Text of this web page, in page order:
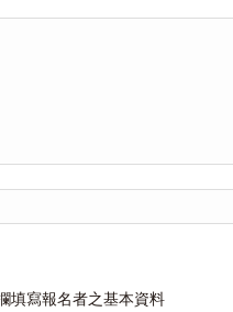
填寫報名者之基本資料